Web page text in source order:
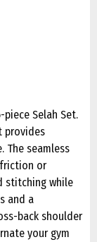
Selah Set.
provides
The seamless
or
stitching while
and a
back shoulder
your gym